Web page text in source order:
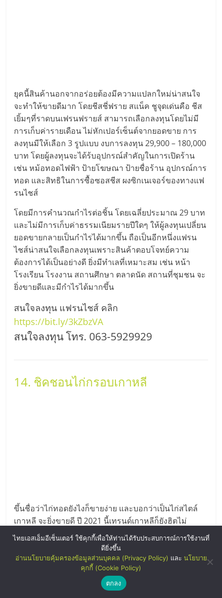
ยุคนี้สินค้านอกจากอร่อยต้องมีความแปลกใหม่น่าสนใจ
จะทำให้ขายดีมาก โดยชีสชี่ฟราย สแน็ค ชูจุดเด่นคือ ชีส
เยิ้มๆที่ราดบนเฟรนฟรายส์ สามารถเลือกลงทุนโดยไม่มี
การเก็บค่ารายเดือน ไม่หักเปอร์เซ็นต์จากยอดขาย การ
ลงทุนมีให้เลือก 3 รูปแบบ งบการลงทุน 29,900 – 180,000
บาท โดยผู้ลงทุนจะได้ร้บอุปกรณ์สำคัญในการเปิดร้าน
เช่น หม้อทอดไฟฟ้า ป้ายโฆษณา ป้ายชื่อร้าน อุปกรณ์การ
ทอด และสิทธิในการซื้อซอสชีส ผงซิกเนเจอร์ของทางแฟ
รนไชส์
โดยมีการคำนวณกำไรต่อชิ้น โดยเฉลี่ยประมาณ 29 บาท
และไม่มีการเก็บค่าธรรมเนียมรายปีใดๆ ให้ผู้ลงทุนเปลี่ยน
ยอดขายกลายเป็นกำไรได้มากขึ้น ถือเป็นอีกหนึ่งแฟรน
ไชส์น่าสนใจเลือกลงทุนเพราะสินค้าตอบโจทย์ความ
ต้องการได้เป็นอย่างดี ยิ่งมีทำเลที่เหมาะสม เช่น หน้า
โรงเรียน โรงงาน สถานศึกษา ตลาดนัด สถานที่ชุมชน จะ
ยิ่งขายดีและมีกำไรได้มากขึ้น
สนใจลงทุน แฟรนไชส์ คลิก
https://bit.ly/3kZbzVA
สนใจลงทุน โทร. 063-5929929
14. ชิคชอนไก่กรอบเกาหลี
ขึ้นชื่อว่าไก่ทอดยังไงก็ขายง่าย และบอกว่าเป็นไก่สไตล์
เกาหลี จะยิ่งขายดี ปี 2021 นี้เทรนด์เกาหลีก็ยังฮิตไม่
เปลี่ยนแปลง โดยชิคชินไก่กรอบเกาหลี มีเมนูน่าสนใจอีก
หลายรายการ เช่น ไก่กรอบเกาหลีรสชาติต่างๆ , เซ็ทข้าว
ไก่เกาหลี , กิมจิ ,ชีสซี่ดิป , ต็อกโบกิ , ซุปกิมจิ , ซึกซอกต็
อกโบกิ , ฮอทรามยอนชีส เป็นต้น เน้นรูปแบบบรรยากาศ
ไทยเอสเอ็มอีเซ็นเตอร์ ใช้คุกกี้เพื่อให้ท่านได้รับประสบการณ์การใช้งานที่
ดียิ่งขึ้น
อ่านนโยบายคุ้มครองข้อมูลส่วนบุคคล (Privacy Policy) และ นโยบาย
คุกกี้ (Cookie Policy)
ตกลง